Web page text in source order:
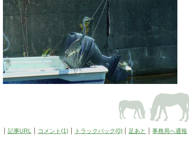
記事URL コメント(1) トラックバック(0) 足あと 事務局へ通報